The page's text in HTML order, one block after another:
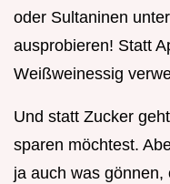
oder Sultaninen
ausprobieren! Statt
Weißweinessig
Und statt Zucker
sparen möchtest.
ja auch was